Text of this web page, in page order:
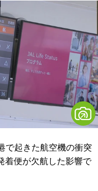
で起きた航空機の衝突
着便が欠航した影響で